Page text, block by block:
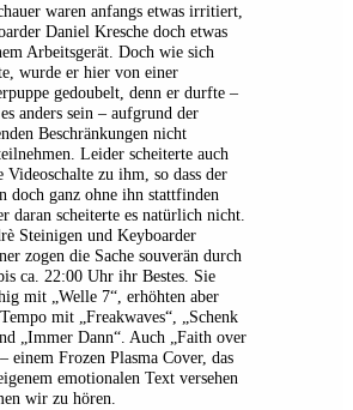
waren anfangs etwas irritiert,
Daniel Kresche doch etwas
Arbeitsgerät. Doch wie sich
wurde er hier von einer
gedoubelt, denn er durfte –
anders sein – aufgrund der
Beschränkungen nicht
Leider scheiterte auch
Videoschalte zu ihm, so dass der
doch ganz ohne ihn stattfinden
daran scheiterte es natürlich nicht.
Steinigen und Keyboarder
zogen die Sache souverän durch
ca. 22:00 Uhr ihr Bestes. Sie
mit „Welle 7“, erhöhten aber
mit „Freakwaves“, „Schenk
„Immer Dann“. Auch „Faith over
einem Frozen Plasma Cover, das
emotionalen Text versehen
wir zu hören.